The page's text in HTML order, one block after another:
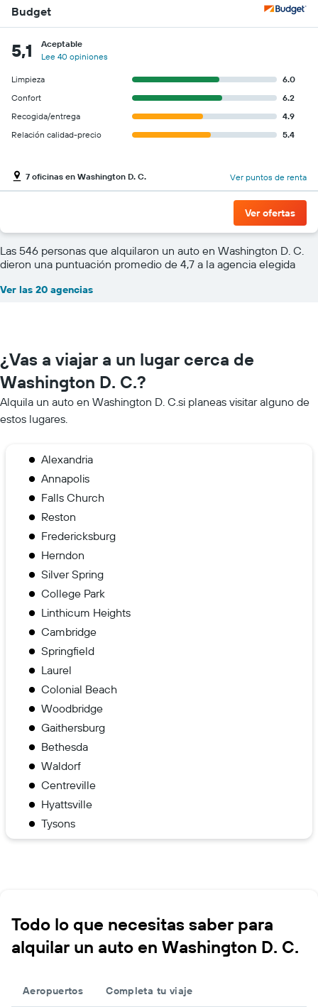
Budget
5,1
Aceptable
Lee 40 opiniones
Limpieza
6.0
Confort
6.2
Recogida/entrega
4.9
Relación calidad-precio
5.4
7 oficinas en Washington D. C. Ver puntos de renta
Ver ofertas
Las 546 personas que alquilaron un auto en Washington D. C.
dieron una puntuación promedio de 4,7 a la agencia elegida
Ver las 20 agencias
¿Vas a viajar a un lugar cerca de
Washington D. C.?
Alquila un auto en Washington D. C.si planeas visitar alguno de
estos lugares.
Alexandria
Annapolis
Falls Church
Reston
Fredericksburg
Herndon
Silver Spring
College Park
Linthicum Heights
Cambridge
Springfield
Laurel
Colonial Beach
Woodbridge
Gaithersburg
Bethesda
Waldorf
Centreville
Hyattsville
Tysons
Todo lo que necesitas saber para
alquilar un auto en Washington D. C.
Aeropuertos Completa tu viaje